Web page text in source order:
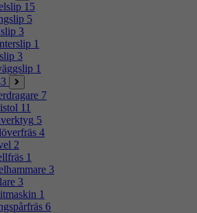
15
5
3
1
3
1
7
11
5
4
2
1
3
3
1
6